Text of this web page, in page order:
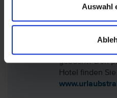
Auswahl
gebucht? Den
Hotel finden